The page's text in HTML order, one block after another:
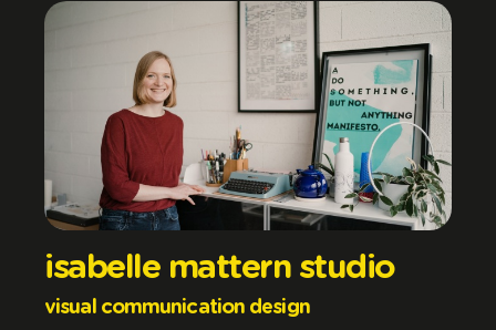
isabelle mattern studio
visual communication design